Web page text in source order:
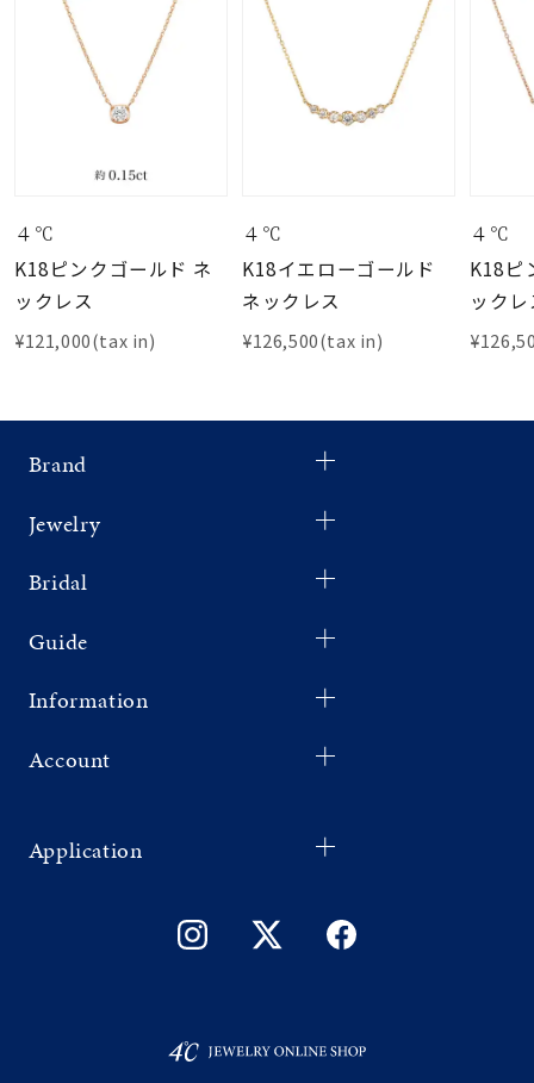
４℃
K18ピンクゴールド ネ
ックレス
¥121,000(tax in)
４℃
K18イエローゴールド
ネックレス
¥126,500(tax in)
４℃
K18ピ
ック
Brand
Jewelry
Bridal
Guide
Information
Account
Application